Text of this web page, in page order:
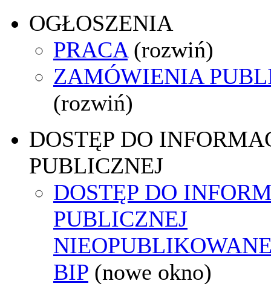
OGŁOSZENIA
PRACA (rozwiń)
ZAMÓWIENIA
(rozwiń)
DOSTĘP DO
PUBLICZNEJ
DOSTĘP DO
PUBLICZNEJ
BIP (nowe okno)